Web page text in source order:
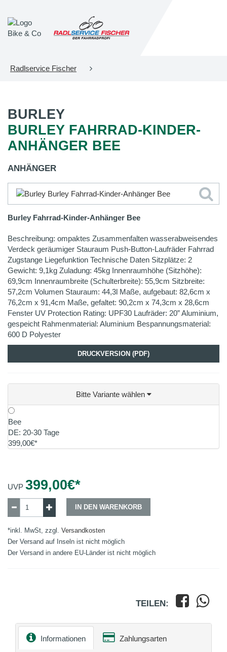
Radlservice Fischer
BURLEY
BURLEY FAHRRAD-KINDER-
ANHÄNGER BEE
ANHÄNGER
Burley Fahrrad-Kinder-Anhänger Bee
Beschreibung: ompaktes Zusammenfalten wasserabweisendes
Verdeck geräumiger Stauraum Push-Button-Laufräder Fahrrad
Zugstange Liegefunktion Technische Daten Sitzplätze: 2
Gewicht: 9,1kg Zuladung: 45kg Innenraumhöhe (Sitzhöhe):
69,9cm Innenraumbreite (Schulterbreite): 55,9cm Sitzbreite:
57,2cm Volumen Stauraum: 44,3l Maße, aufgebaut: 82,6cm x
76,2cm x 91,4cm Maße, gefaltet: 90,2cm x 74,3cm x 28,6cm
Fenster UV Protection Rating: UPF30 Laufräder: 20” Aluminium,
gespeicht Rahmenmaterial: Aluminium Bespannungsmaterial:
600 D Polyester
DRUCKVERSION (PDF)
Bitte Variante wählen
Bee
DE: 20-30 Tage
399,00€*
UVP 399,00€*
IN DEN WARENKORB
*inkl. MwSt, zzgl. Versandkosten
Der Versand auf Inseln ist nicht möglich
Der Versand in andere EU-Länder ist nicht möglich
TEILEN:
Informationen Zahlungsarten